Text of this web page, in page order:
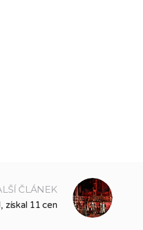
ČLÁNEK
získal 11 cen